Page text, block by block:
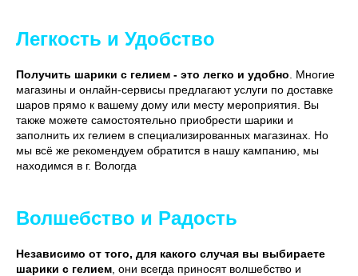
Легкость и Удобство
Получить шарики с гелием - это легко и удобно . Многие
магазины и онлайн-сервисы предлагают услуги по доставке
шаров прямо к вашему дому или месту мероприятия. Вы
также можете самостоятельно приобрести шарики и
заполнить их гелием в специализированных магазинах. Но
мы всё же рекомендуем обратится в нашу кампанию, мы
находимся в г. Вологда
Волшебство и Радость
Независимо от того, для какого случая вы выбираете
шарики с гелием , они всегда приносят волшебство и